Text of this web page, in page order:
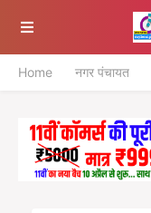
Home नगर पंचायत